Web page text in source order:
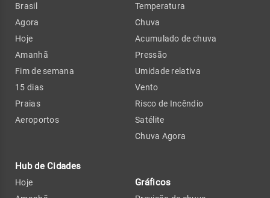
Brasil
Agora
Hoje
Amanhã
Fim de semana
15 dias
Praias
Aeroportos
Hub de Cidades
Hoje
Temperatura
Chuva
Acumulado de chuva
Pressão
Umidade relativa
Vento
Risco de Incêndio
Satélite
Chuva Agora
Gráficos